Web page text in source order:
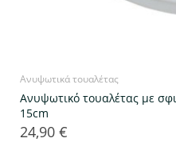
Ανυψωτικά τουαλέτας
Ανυψωτικό τουαλέτας με
15cm
Τιμή
24,90 €